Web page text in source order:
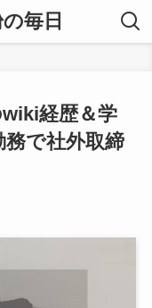
毎日
wiki経歴＆学
で社外取締